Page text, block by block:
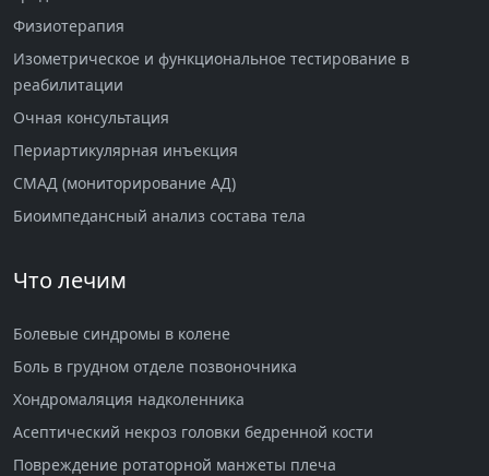
Физиотерапия
Изометрическое и функциональное тестирование в
реабилитации
Очная консультация
Периартикулярная инъекция
СМАД (мониторирование АД)
Биоимпедансный анализ состава тела
Что лечим
Болевые синдромы в колене
Боль в грудном отделе позвоночника
Хондромаляция надколенника
Асептический некроз головки бедренной кости
Повреждение ротаторной манжеты плеча